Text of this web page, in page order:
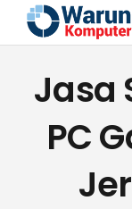
Jasa
PC